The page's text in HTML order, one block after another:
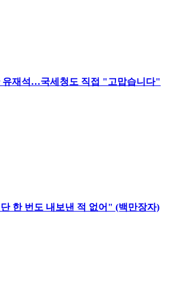
유재석…국세청도 직접 "고맙습니다"
한 번도 내보낸 적 없어" (백만장자)